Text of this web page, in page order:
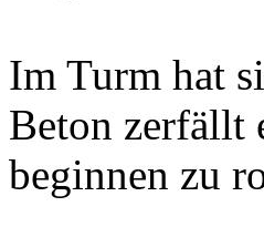
Im Turm hat
Beton zerfällt
beginnen zu